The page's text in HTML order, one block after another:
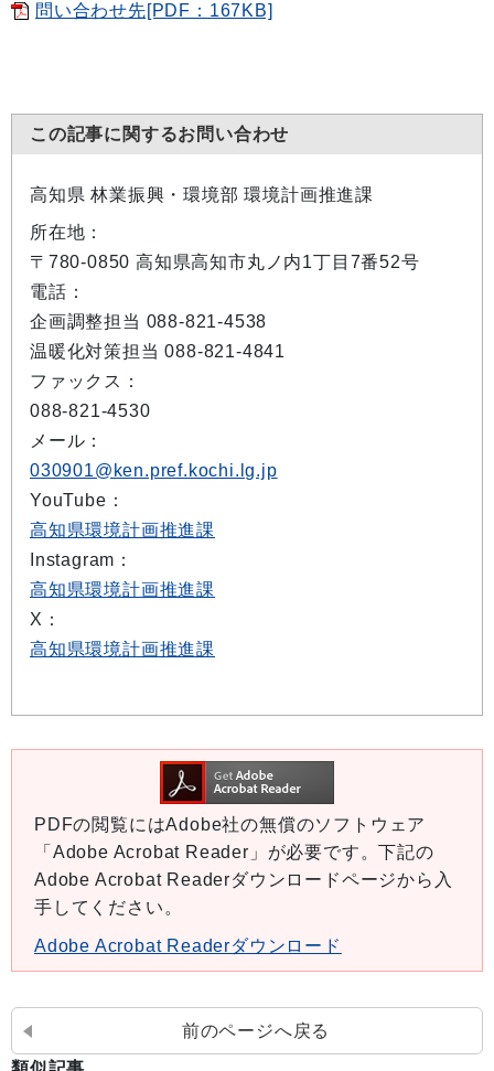
問い合わせ先[PDF：167KB]
この記事に関するお問い合わせ
高知県 林業振興・環境部 環境計画推進課
所在地：
〒780-0850 高知県高知市丸ノ内1丁目7番52号
電話：
企画調整担当 088-821-4538
温暖化対策担当 088-821-4841
ファックス：
088-821-4530
メール：
030901@ken.pref.kochi.lg.jp
YouTube：
高知県環境計画推進課
Instagram：
高知県環境計画推進課
X：
高知県環境計画推進課
PDFの閲覧にはAdobe社の無償のソフトウェア
「Adobe Acrobat Reader」が必要です。下記の
Adobe Acrobat Readerダウンロードページから入
手してください。
Adobe Acrobat Readerダウンロード
前のページへ戻る